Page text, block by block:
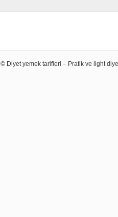
© Diyet yemek tarifleri – Pratik ve light